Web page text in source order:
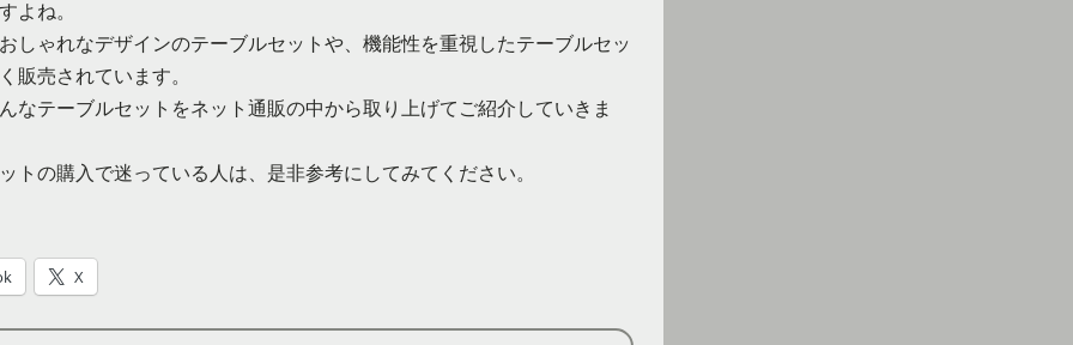
よね。
しゃれなデザインのテーブルセットや、機能性を重視したテーブルセッ
販売されています。
なテーブルセットをネット通販の中から取り上げてご紹介していきま
トの購入で迷っている人は、是非参考にしてみてください。
X